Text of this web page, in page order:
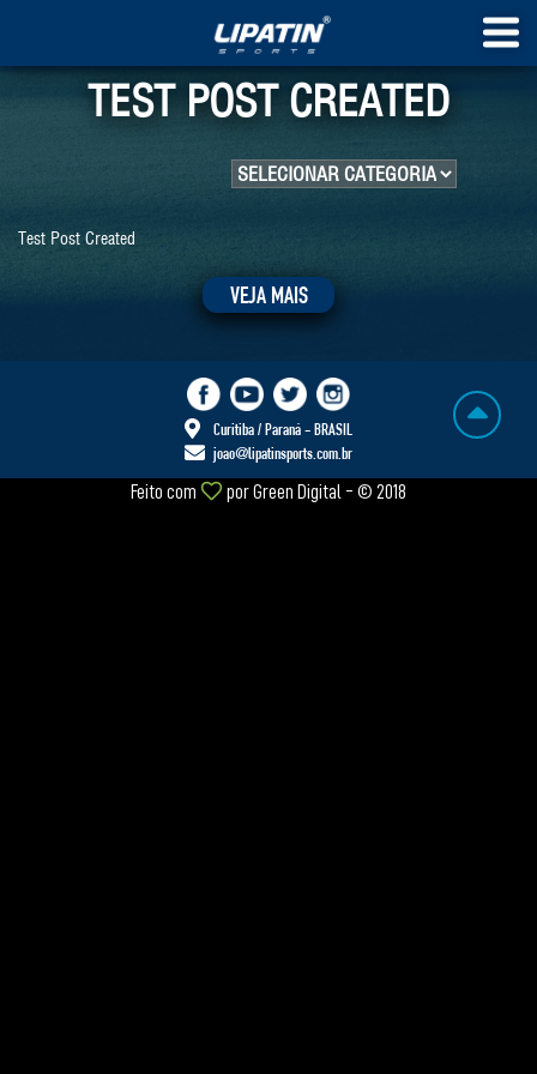
TEST POST CREATED
Test Post Created
VEJA MAIS
Curitiba / Paraná - BRASIL
joao@lipatinsports.com.br
Feito com porGreen Digital - © 2018